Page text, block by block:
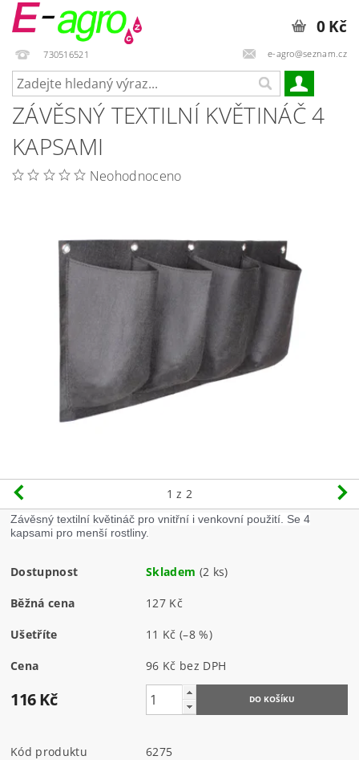
730516521 e-agro@seznam.cz
0 Kč
ZÁVĚSNÝ TEXTILNÍ KVĚTINÁČ 4
KAPSAMI
Neohodnoceno
1 z 2
Závěsný textilní květináč pro vnitřní i venkovní použití. Se 4
kapsami pro menší rostliny.
Dostupnost Skladem (2 ks)
Běžná cena 127 Kč
Ušetříte 11 Kč(–8 %)
Cena 96 Kč bez DPH
116 Kč
Kód produktu
6275